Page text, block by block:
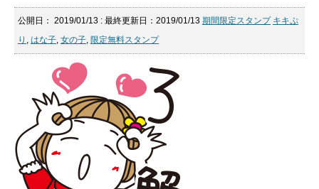
公開日： 2019/01/13 : 最終更新日：2019/01/13 期間限定スタンプ キキぷ
り , はな子, 女の子, 限定無料スタンプ